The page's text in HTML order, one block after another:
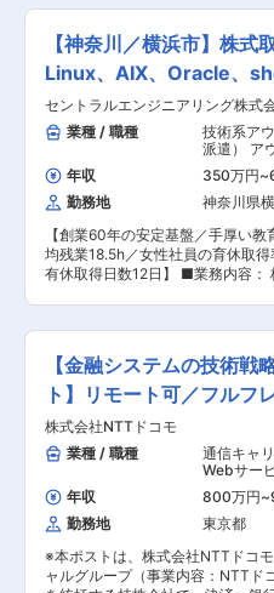
・大手企業の情報システム管轄に
社員の方々とともに、AS/400、
で構築されたシステムの設計以降
いただきます。 ※システムの維持
他に、上流工程をご担当いただく
す。 ※ゆくゆくは弊社社員と一緒
いる協力会社エンジニアのとりま
します。 ■キャリアパス プロジェクトマネジメ
ント業務経験を通して、社内にお
プアップとして、マネージャー→
進んでいただきます。 ■組織構成： ・各配属先
となる現場（お客様先）でチーム
援、保守支援を進めています。 ・
だ"チーム"で参画するため、メン
にフォローがしあえる環境です。 ■ポジションの
特徴： 当事業部では、契約先のお
といった会社間による情報乖離の
スムーズに仕事を進められます。 ■入社後の流れ
開発現場に参画いただき、実践形
トを実施します。 ■働く環境 ・年休129日、残業
も少な目とプライベートを大事に
・システム切替時などを除けば、
社なども殆どなく、腰を据えて働
当社の魅力： ・案件のほとんどが
なるため、お客様と直接会話をし
めることができます。 ・年2回の社
年1回の全社会議があり、事業部
のコミュニケーション活性化に努
【神奈川／横浜市】株式
Linux、AIX、Oracle、
セントラルエンジニアリング株式
業種 / 職種
技術系ア
派遣） ア
ンジニア
ネジャー
ージ開発）
年収 350万円~
勤務地
神奈川県
【創業60年の安定基盤／手厚い教
均残業18.5h／女性社員の育休取
有休取得日数12日】 ■業務内容： 株式注文約定
守開発を行います。 ＜主な業務内
程の管理支援 ・日々の進捗状況の
新、課題/QA管理 ・遅延作業の確
開発環境： ・機種/OS：Linux、
Oracle言語 ・ 他：shell、Java ■活かせるスキ
ル： 金融システムの開発経験 ■身につくスキ
ル： PMOのスペシャリストを目
た、金融系システムの知識も身に付
社のエンジニア育成機関「A-LABO
く技術が求められる場に身をおく
め「A-LABO」という独自の育成機
意し、知識・スキル面の成長をバ
礎研修をはじめ、スキルアップ、
セミナー、エンジニア交流などを
【金融システムの技術戦
ト】リモート可／フルフ
株式会社NTTドコモ
業種 / 職種
通信キャ
Webサー
ポータル
ジニア（
ジャー（
年収 800万円~
勤務地
東京都
※本ポストは、株式会社NTTドコ
ャルグループ（事業内容：NTTド